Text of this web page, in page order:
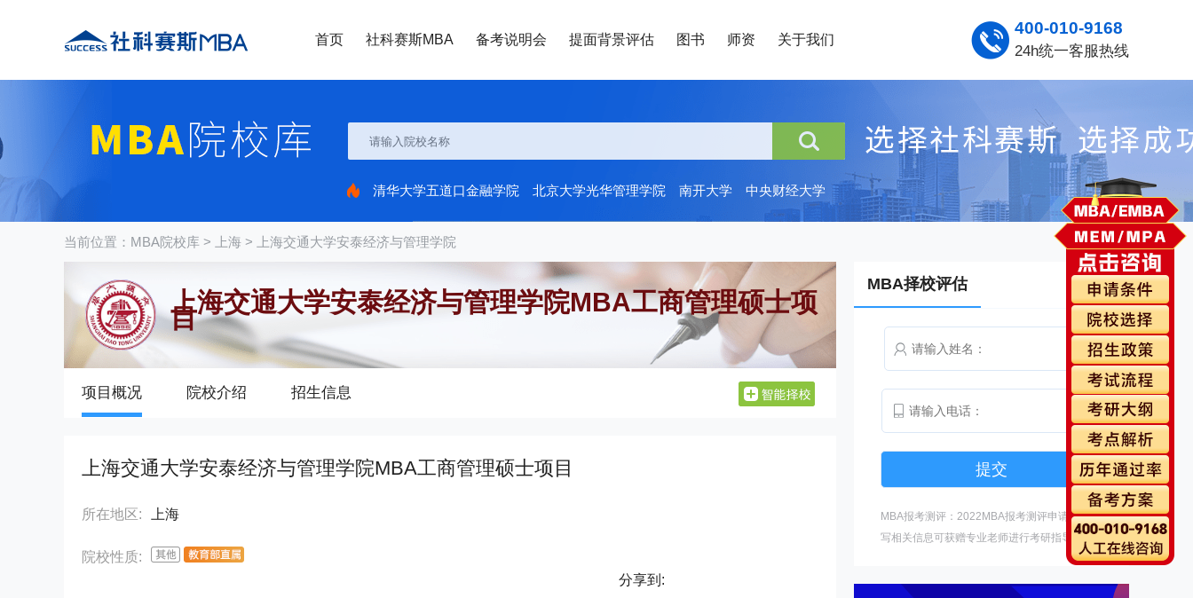
首页 社科赛斯MBA 备考说明会 提面背景评估 图书 师资 关于我们
400-010-9168
24h统一客服热线
清华大学五道口金融学院 北京大学光华管理学院 南开大学 中央财经大学
当前位置： MBA院校库 > 上海 > 上海交通大学安泰经济与管理学院
上海交通大学安泰经济与管理学院MBA工商管理硕士项
目
项目概况 院校介绍 招生信息
上海交通大学安泰经济与管理学院MBA工商管理硕士项目
所在地区: 上海
院校性质:
分享到:
MBA择校评估
MBA报考测评：2022MBA报考测评申请中，填
写相关信息可获赠专业老师进行考研指导。